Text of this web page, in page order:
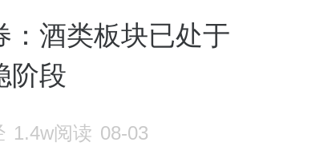
：酒类板块已处于
阶段
1.4w阅读 08-03